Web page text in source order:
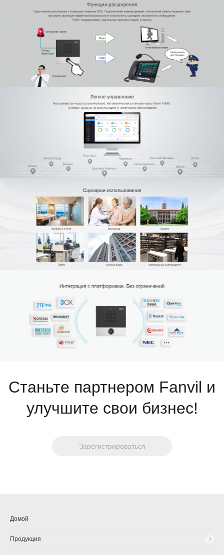
Станьте партнером Fanvil и
улучшите свои бизнес!
Зарегистрироваться
Домой
Продукция